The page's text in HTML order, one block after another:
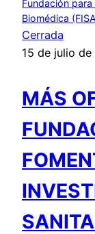
Fundación
Biomédica
Cerrada
15 de julio
MÁS